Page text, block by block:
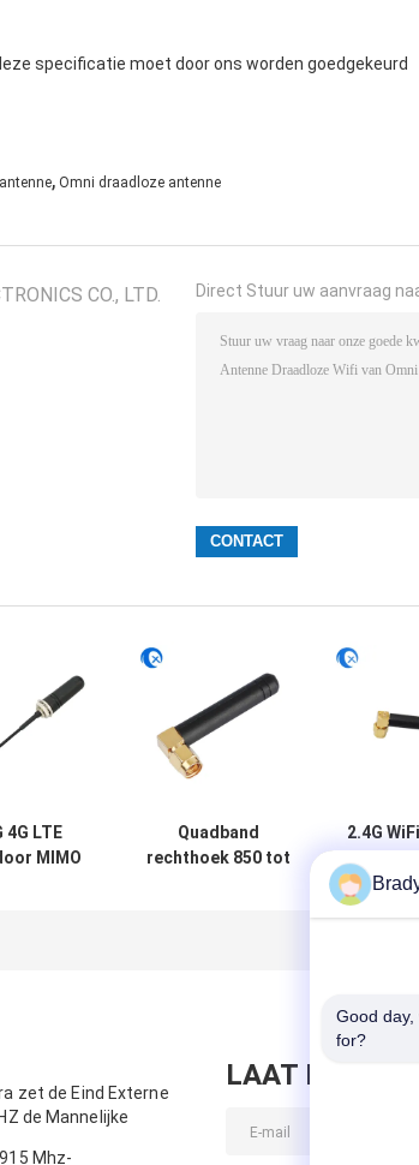
specificatie moet door ons worden goedgekeurd
, Omni draadloze antenne
CO., LTD. Direct Stuur uw aanvraag
4G LTE
MIMO
Quadband
rechthoek 850 tot
2.4G
zet de Eind Externe
de Mannelijke
Mhz-
LAAT
Good
for?